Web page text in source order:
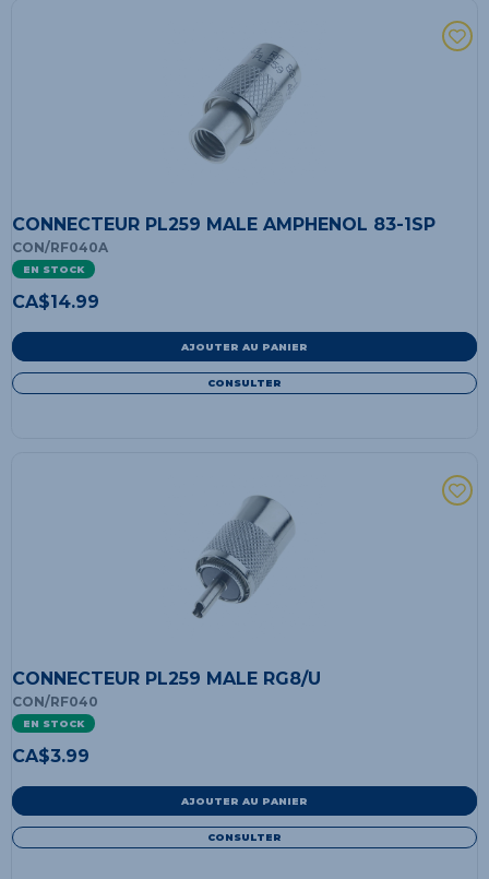
CONNECTEUR PL259 MALE AMPHENOL 83-1SP
CON/RF040A
EN STOCK
CA$14.99
AJOUTER AU PANIER
CONSULTER
CONNECTEUR PL259 MALE RG8/U
CON/RF040
EN STOCK
CA$3.99
AJOUTER AU PANIER
CONSULTER